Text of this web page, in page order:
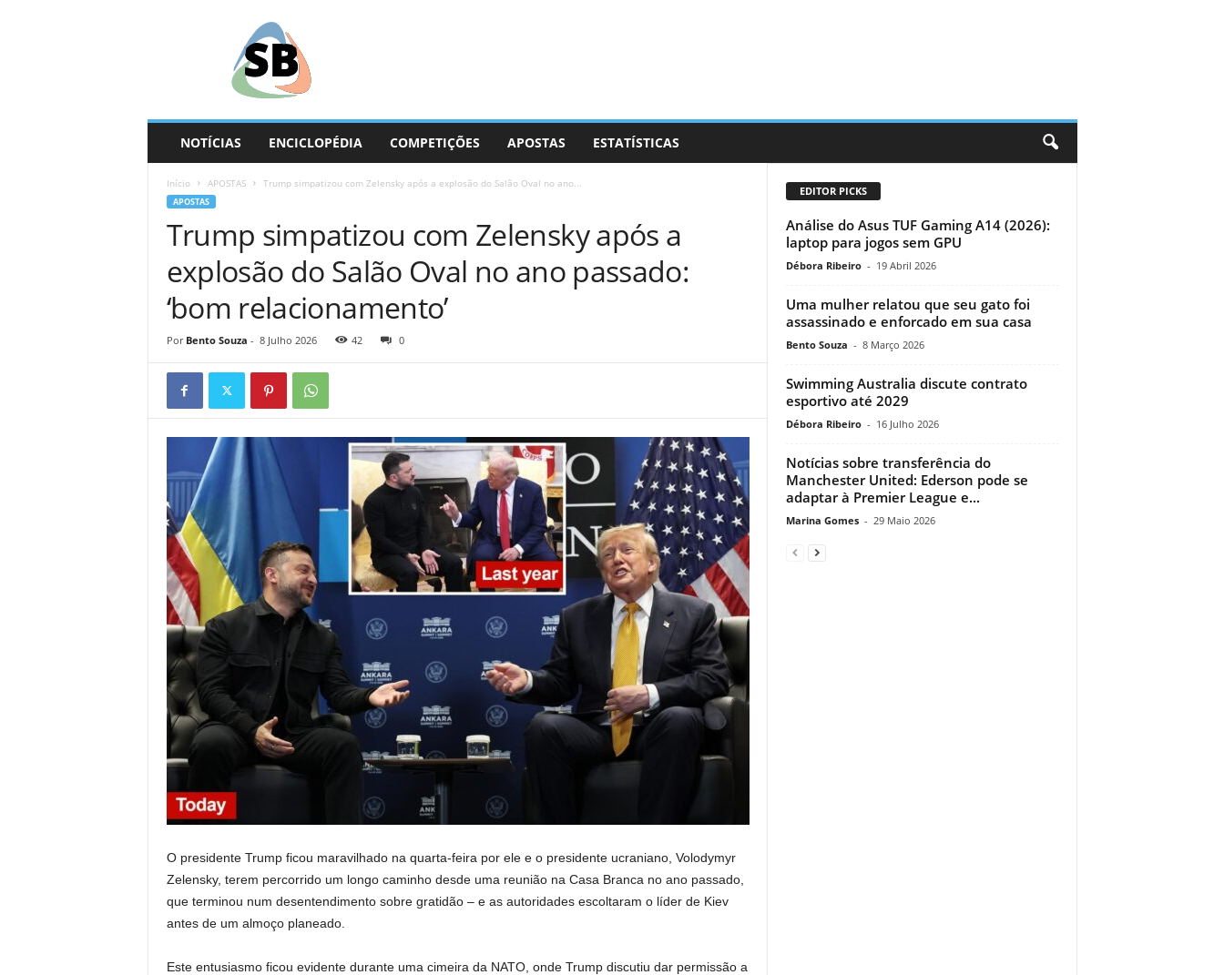
NOTÍCIAS ENCICLOPÉDIA COMPETIÇÕES APOSTAS ESTATÍSTICAS
Início APOSTAS Trump simpatizou com Zelensky após a explosão do Salão Oval no ano...
APOSTAS
Trump simpatizou com Zelensky após a
explosão do Salão Oval no ano passado:
‘bom relacionamento’
Por Bento Souza - 8 Julho 2026 42 0
O presidente Trump ficou maravilhado na quarta-feira por ele e o presidente ucraniano, Volodymyr
Zelensky, terem percorrido um longo caminho desde uma reunião na Casa Branca no ano passado,
que terminou num desentendimento sobre gratidão – e as autoridades escoltaram o líder de Kiev
antes de um almoço planeado.
Este entusiasmo ficou evidente durante uma cimeira da NATO, onde Trump discutiu dar permissão a
EDITOR PICKS
Análise do Asus TUF Gaming A14 (2026):
laptop para jogos sem GPU
Débora Ribeiro - 19 Abril 2026
Uma mulher relatou que seu gato foi
assassinado e enforcado em sua casa
Bento Souza - 8 Março 2026
Swimming Australia discute contrato
esportivo até 2029
Débora Ribeiro - 16 Julho 2026
Notícias sobre transferência do
Manchester United: Ederson pode se
adaptar à Premier League e...
Marina Gomes - 29 Maio 2026